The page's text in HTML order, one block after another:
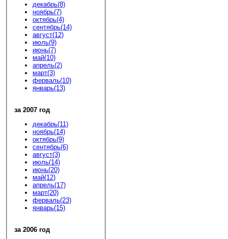
декабрь(8)
ноябрь(7)
октябрь(4)
сентябрь(14)
август(12)
июль(9)
июнь(7)
май(10)
апрель(2)
март(3)
ферваль(10)
январь(13)
за 2007 год
декабрь(11)
ноябрь(14)
октябрь(9)
сентябрь(6)
август(3)
июль(14)
июнь(20)
май(12)
апрель(17)
март(20)
ферваль(23)
январь(15)
за 2006 год